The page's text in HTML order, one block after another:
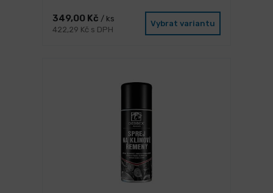
349,00 Kč / ks
422,29 Kč s DPH
Vybrat variantu